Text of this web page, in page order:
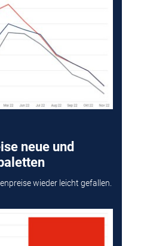
neue und
wieder leicht gefallen.